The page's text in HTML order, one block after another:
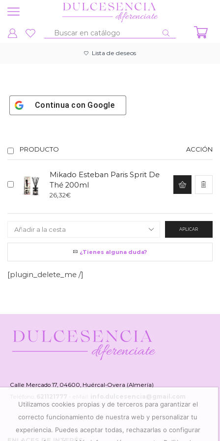
Entrada
búsqueda
Lista de deseos
Continua con Google
PRODUCTO ACCIÓN
Mikado Esteban Paris Sprit De
Thé 200ml
26,32€
APLICAR
¿Tienes alguna duda?
[plugin_delete_me /]
Calle Mercado 17, 04600, Huércal-Overa (Almería)
Teléfono: 621121777 info.dulcesencia@gmail.com
Utilizamos cookies propias y de terceros para garantizar el
correcto funcionamiento de nuestra web y personalizar tu
experiencia. Puedes aceptar todas, rechazarlas o configurar